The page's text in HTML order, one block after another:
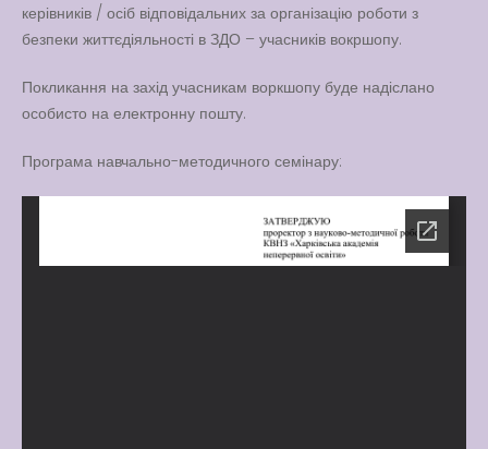
керівників / осіб відповідальних за організацію роботи з
безпеки життєдіяльності в ЗДО – учасників вокршопу.
Покликання на захід учасникам воркшопу буде надіслано
особисто на електронну пошту.
Програма навчально-методичного семінару: